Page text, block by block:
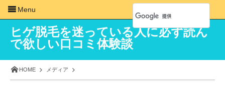
ヒゲ脱毛を迷っている人に必ず読ん
で欲しい口コミ体験談
HOME メディア
Menu